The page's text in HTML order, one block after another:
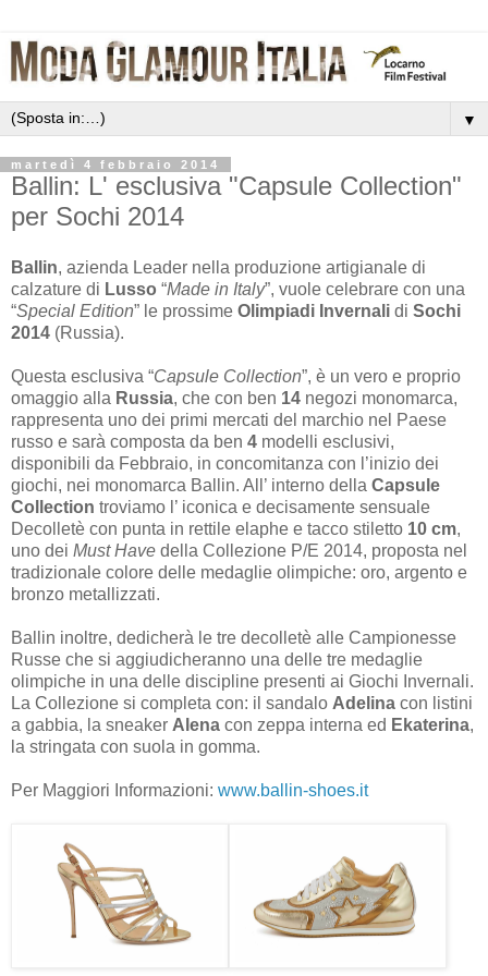
▼
martedì 4 febbraio 2014
Ballin: L' esclusiva "Capsule Collection"
per Sochi 2014
Ballin, azienda Leader nella produzione artigianale di
calzature di Lusso “Made in Italy”, vuole celebrare con una
“Special Edition” le prossime Olimpiadi Invernali di Sochi
2014 (Russia).
Questa esclusiva “Capsule Collection”, è un vero e proprio
omaggio alla Russia, che con ben 14 negozi monomarca,
rappresenta uno dei primi mercati del marchio nel Paese
russo e sarà composta da ben 4 modelli esclusivi,
disponibili da Febbraio, in concomitanza con l’inizio dei
giochi, nei monomarca Ballin. All’ interno della Capsule
Collection troviamo l’ iconica e decisamente sensuale
Decolletè con punta in rettile elaphe e tacco stiletto 10 cm,
uno dei Must Have della Collezione P/E 2014, proposta nel
tradizionale colore delle medaglie olimpiche: oro, argento e
bronzo metallizzati.
Ballin inoltre, dedicherà le tre decolletè alle Campionesse
Russe che si aggiudicheranno una delle tre medaglie
olimpiche in una delle discipline presenti ai Giochi Invernali.
La Collezione si completa con: il sandalo Adelina con listini
a gabbia, la sneaker Alena con zeppa interna ed Ekaterina,
la stringata con suola in gomma.
Per Maggiori Informazioni: www.ballin-shoes.it